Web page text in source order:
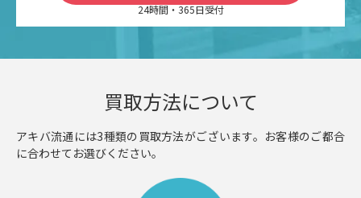
24時間・365日受付
買取方法について
アキバ流通には3種類の買取方法がございます。お客様のご都合
に合わせてお選びください。